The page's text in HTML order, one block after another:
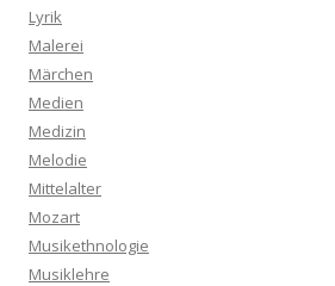
Lyrik
Malerei
Märchen
Medien
Medizin
Melodie
Mittelalter
Mozart
Musikethnologie
Musiklehre